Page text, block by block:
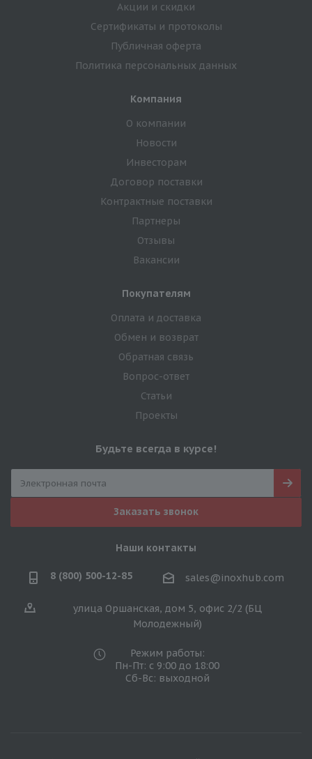
Акции и скидки
Сертификаты и протоколы
Публичная оферта
Политика персональных данных
Компания
О компании
Новости
Инвесторам
Договор поставки
Контрактные поставки
Партнеры
Отзывы
Вакансии
Покупателям
Оплата и доставка
Обмен и возврат
Обратная связь
Вопрос-ответ
Статьи
Проекты
Будьте всегда в курсе!
Заказать звонок
Наши контакты
8 (800) 500-12-85 sales@inoxhub.com
улица Оршанская, дом 5, офис 2/2 (БЦ
Молодежный)
Режим работы:
Пн-Пт: с 9:00 до 18:00
Сб-Вс: выходной